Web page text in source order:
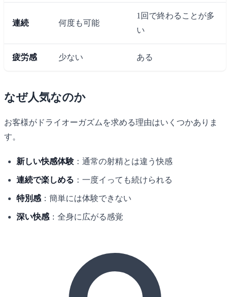
連続 何度も可能
1回で終わることが多
い
疲労感 少ない ある
なぜ人気なのか
お客様がドライオーガズムを求める理由はいくつかありま
す。
新しい快感体験：通常の射精とは違う快感
連続で楽しめる ：一度イっても続けられる
特別感 ：簡単には体験できない
深い快感 ：全身に広がる感覚